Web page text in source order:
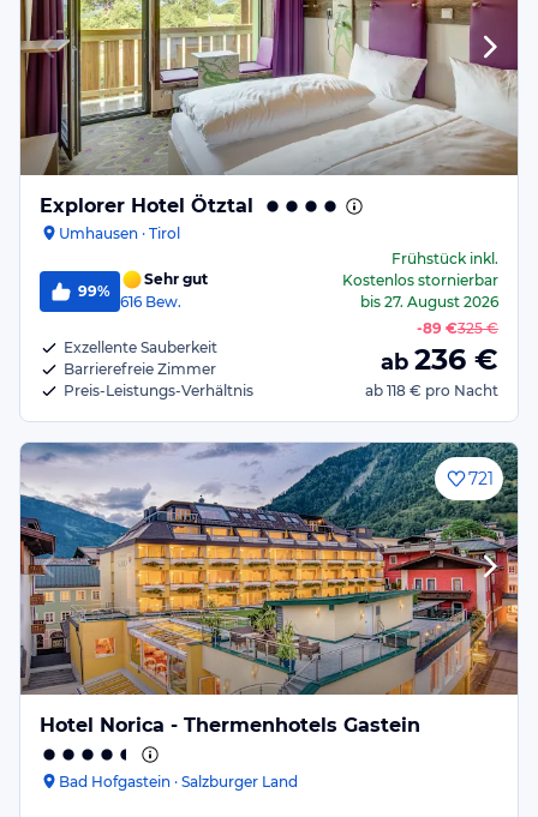
Explorer Hotel Ötztal
Umhausen · Tirol
99%
Sehr gut
616 Bew.
Exzellente Sauberkeit
Barrierefreie Zimmer
Preis-Leistungs-Verhältnis
Frühstückinkl.
Kostenlos stornierbar
bis 27. August 2026
-89 €325 €
ab 236 €
ab 118 € pro Nacht
721
Hotel Norica - Thermenhotels Gastein
Bad Hofgastein · Salzburger Land